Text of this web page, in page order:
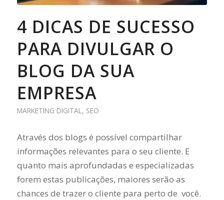
4 DICAS DE SUCESSO
PARA DIVULGAR O
BLOG DA SUA
EMPRESA
MARKETING DIGITAL, SEO
Através dos blogs é possível compartilhar
informações relevantes para o seu cliente. E
quanto mais aprofundadas e especializadas
forem estas publicações, maiores serão as
chances de trazer o cliente para perto de você.